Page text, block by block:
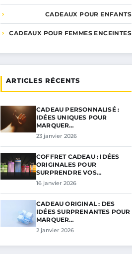
CADEAUX POUR ENFANTS
CADEAUX POUR FEMMES ENCEINTES
ARTICLES RÉCENTS
CADEAU PERSONNALISÉ :
IDÉES UNIQUES POUR
MARQUER…
23 janvier 2026
COFFRET CADEAU : IDÉES
ORIGINALES POUR
SURPRENDRE VOS…
16 janvier 2026
CADEAU ORIGINAL : DES
IDÉES SURPRENANTES POUR
MARQUER…
2 janvier 2026